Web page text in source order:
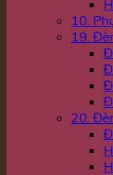
10.
19.
20.